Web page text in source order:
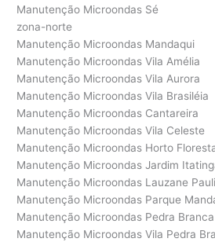
Manutenção Microondas Sé
zona-norte
Manutenção Microondas Mandaqui
Manutenção Microondas Vila Amélia
Manutenção Microondas Vila Aurora
Manutenção Microondas Vila Brasiléia
Manutenção Microondas Cantareira
Manutenção Microondas Vila Celeste
Manutenção Microondas Horto
Manutenção Microondas Jardim
Manutenção Microondas Lauzane
Manutenção Microondas Parque
Manutenção Microondas Pedra Branca
Manutenção Microondas Vila Pedra